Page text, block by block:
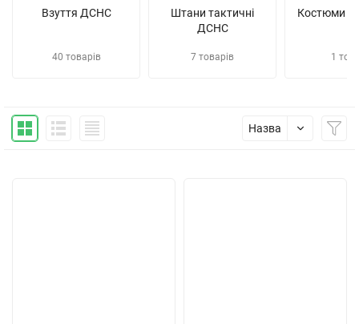
Взуття ДСНС
40 товарів
Штани тактичні
ДСНС
7 товарів
Костюми
1
Назва